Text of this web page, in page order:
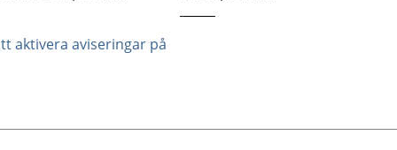
aktivera aviseringar på